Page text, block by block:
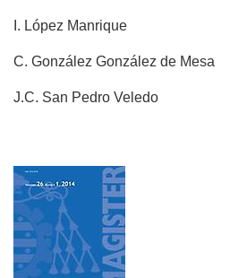
I. López Manrique
C. González González de Mesa
J.C. San Pedro Veledo